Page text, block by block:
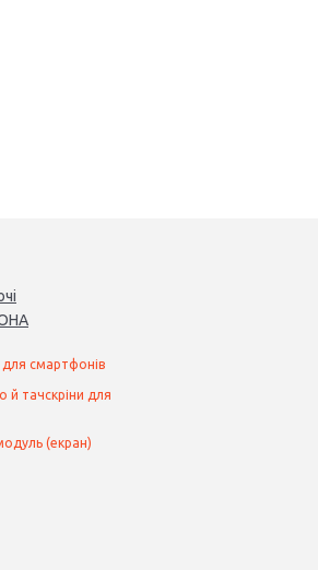
А
смартфонів
й тачскріни для
(екран)